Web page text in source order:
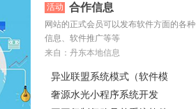
活动 合作信息
网站的正式会员可以发布软件方面的各
信息、软件推广等等
来自：丹东本地信息
异业联盟系统模式（软件模
奢源水光小程序系统开发